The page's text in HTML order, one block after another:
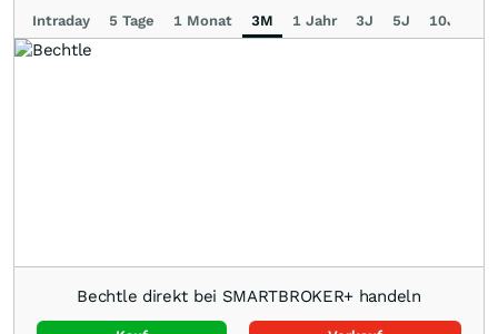
Intraday 5 Tage 1 Monat 3M 1 Jahr 3J 5J 10J
Bechtle direkt bei SMARTBROKER+ handeln